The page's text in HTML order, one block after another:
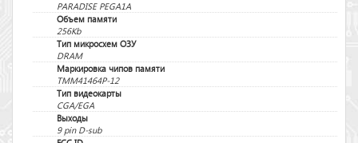
PARADISE PEGA1A
Объем памяти
256Kb
Тип микросхем ОЗУ
DRAM
Маркировка чипов памяти
TMM41464P-12
Тип видеокарты
CGA/EGA
Выходы
9 pin D-sub